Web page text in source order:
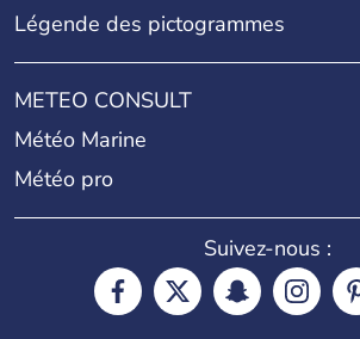
Légende des pictogrammes
METEO CONSULT
Météo Marine
Météo pro
Suivez-nous :